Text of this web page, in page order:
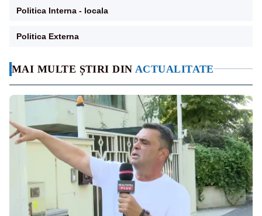
MAI MULTE ȘTIRI DIN ACTUALITATE
Politica Interna - locala
Politica Externa